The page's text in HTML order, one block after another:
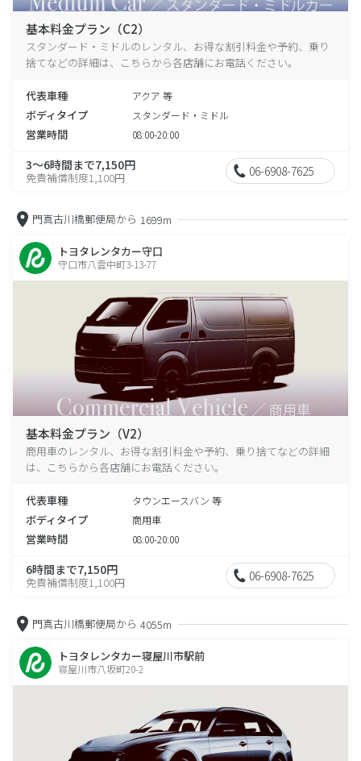
基本料金プラン（C2）
スタンダード・ミドルのレンタル、お得な割引料金や予約、乗り
捨てなどの詳細は、こちらから各店舗にお電話ください。
代表車種 アクア 等
ボディタイプ スタンダード・ミドル
営業時間 08:00-20:00
3～6時間まで7,150円
免責補償制度1,100円 06-6908-7625
門真古川橋郵便局から 1699m
トヨタレンタカー守口
守口市八雲中町3-13-77
基本料金プラン（V2）
商用車のレンタル、お得な割引料金や予約、乗り捨てなどの詳細
は、こちらから各店舗にお電話ください。
代表車種 タウンエースバン 等
ボディタイプ 商用車
営業時間 08:00-20:00
6時間まで7,150円
免責補償制度1,100円 06-6908-7625
門真古川橋郵便局から 4055m
トヨタレンタカー寝屋川市駅前
寝屋川市八坂町20-2